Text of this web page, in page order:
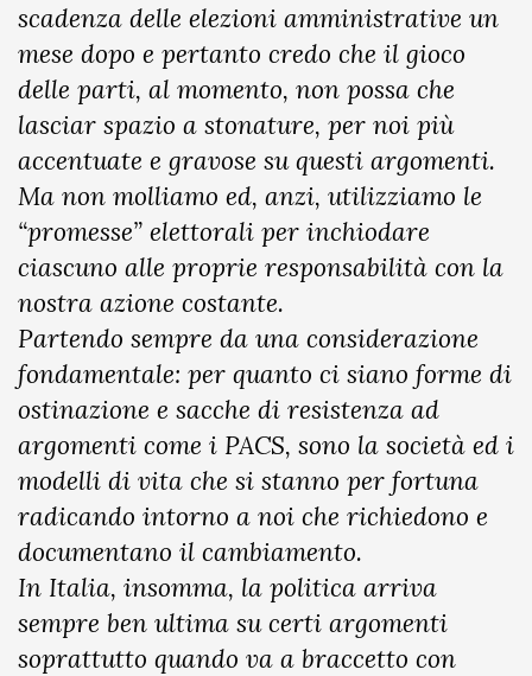
scadenza delle elezioni amministrative un
mese dopo e pertanto credo che il gioco
delle parti, al momento, non possa che
lasciar spazio a stonature, per noi più
accentuate e gravose su questi argomenti.
Ma non molliamo ed, anzi, utilizziamo le
“promesse” elettorali per inchiodare
ciascuno alle proprie responsabilità con la
nostra azione costante.
Partendo sempre da una considerazione
fondamentale: per quanto ci siano forme di
ostinazione e sacche di resistenza ad
argomenti come i PACS, sono la società ed i
modelli di vita che si stanno per fortuna
radicando intorno a noi che richiedono e
documentano il cambiamento.
In Italia, insomma, la politica arriva
sempre ben ultima su certi argomenti
soprattutto quando va a braccetto con